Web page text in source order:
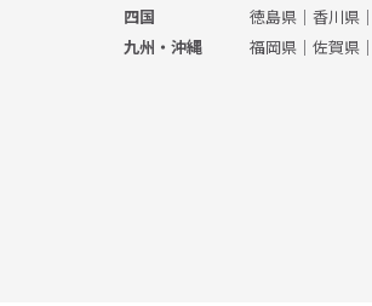
四国
徳島県 ｜ 香川県 ｜
九州・沖縄
福岡県 ｜ 佐賀県 ｜